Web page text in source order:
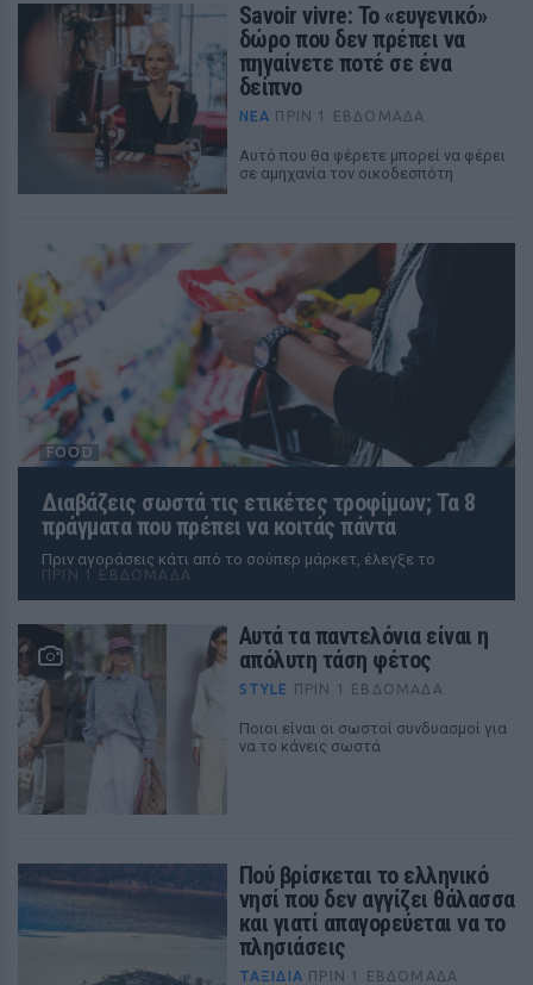
Savoir vivre: Το «ευγενικό»
δώρο που δεν πρέπει να
πηγαίνετε ποτέ σε ένα
δείπνο
ΝΈΑ ΠΡΙΝ 1 ΕΒΔΟΜΆΔΑ
Αυτό που θα φέρετε μπορεί να φέρει
σε αμηχανία τον οικοδεσπότη
FOOD
Διαβάζεις σωστά τις ετικέτες τροφίμων; Τα 8
πράγματα που πρέπει να κοιτάς πάντα
Πριν αγοράσεις κάτι από το σούπερ μάρκετ, έλεγξε το
ΠΡΙΝ 1 ΕΒΔΟΜΆΔΑ
Aυτά τα παντελόνια είναι η
απόλυτη τάση φέτος
STYLE ΠΡΙΝ 1 ΕΒΔΟΜΆΔΑ
Ποιοι είναι οι σωστοί συνδυασμοί για
να το κάνεις σωστά
Πού βρίσκεται το ελληνικό
νησί που δεν αγγίζει θάλασσα
και γιατί απαγορεύεται να το
πλησιάσεις
ΤΑΞΙΔΙΑ ΠΡΙΝ 1 ΕΒΔΟΜΆΔΑ